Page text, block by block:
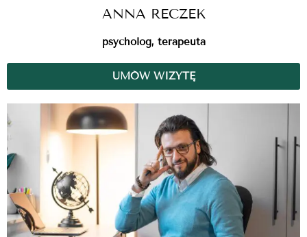
ANNA RECZEK
psycholog, terapeuta
UMÓW WIZYTĘ